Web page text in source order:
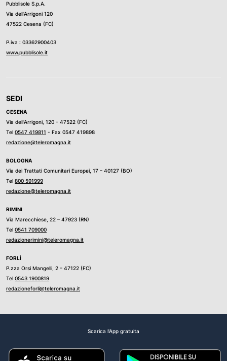
Pubblisole S.p.A.
Via dell’Arrigoni 120
47522 Cesena (FC)
P.iva : 03362900403
www.pubblisole.it
SEDI
CESENA
Via dell’Arrigoni, 120 - 47522 (FC)
Tel 0547 419811 - Fax 0547 419898
redazione@teleromagna.it
BOLOGNA
Via dei Trattati Comunitari Europei, 17 – 40127 (BO)
Tel 800 591999
redazione@teleromagna.it
RIMINI
Via Marecchiese, 22 – 47923 (RN)
Tel 0541 709000
redazionerimini@teleromagna.it
FORLÌ
P.zza Orsi Mangelli, 2 – 47122 (FC)
Tel 0543 1900819
redazioneforli@teleromagna.it
Scarica l'App gratuita